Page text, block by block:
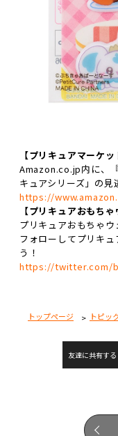
【プリキュアマーケッ
Amazon.co.jp内に、
キュアシリーズ」の
https://
【プリキュアおもちゃ
プリキュアおもちゃウ
フォローしてプリキ
う！
https://twitter.com/
トップページ トピッ
友達に共有する